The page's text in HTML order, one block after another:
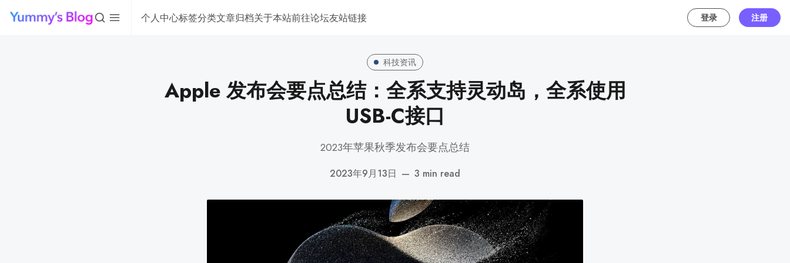
个人中心标签分类文章归档关于本站前往论坛友站链接 登录 注册
科技资讯
Apple 发布会要点总结：全系支持灵动岛，全系使用
USB-C接口
2023年苹果秋季发布会要点总结
2023年9月13日 — 3 min read